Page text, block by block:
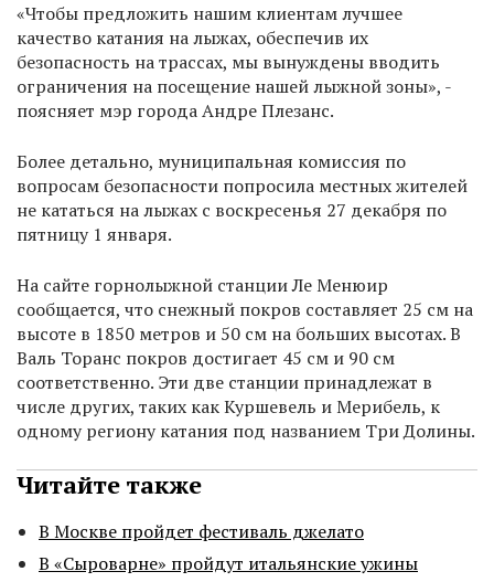
«Чтобы предложить нашим клиентам лучшее
качество катания на лыжах, обеспечив их
безопасность на трассах, мы вынуждены вводить
ограничения на посещение нашей лыжной зоны», -
поясняет мэр города Андре Плезанс.
Более детально, муниципальная комиссия по
вопросам безопасности попросила местных жителей
не кататься на лыжах с воскресенья 27 декабря по
пятницу 1 января.
На сайте горнолыжной станции Ле Менюир
сообщается, что снежный покров составляет 25 см на
высоте в 1850 метров и 50 см на больших высотах. В
Валь Торанс покров достигает 45 см и 90 см
соответственно. Эти две станции принадлежат в
числе других, таких как Куршевель и Мерибель, к
одному региону катания под названием Три Долины.
Читайте также
В Москве пройдет фестиваль джелато
В «Сыроварне» пройдут итальянские ужины